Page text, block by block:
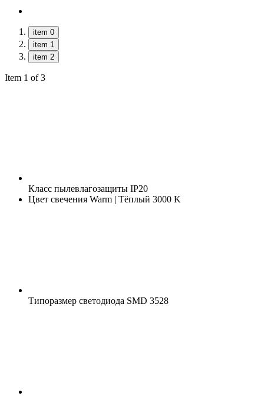
item 0
item 1
item 2
Item 1 of 3
Класс пылевлагозащиты IP20
Цвет свечения Warm | Тёплый 3000 K
Типоразмер светодиода SMD 3528